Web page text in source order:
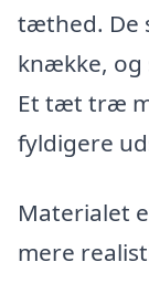
tæthed. De
knække, og
Et tæt træ
fyldigere
Materialet
mere